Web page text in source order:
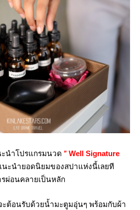
นำโปรแกรมนวด ” Well Signature
นะนำยอดนิยมของสปาแห่งนี้เลยที
รผ่อนคลายเป็นหลัก
ะต้อนรับด้วยน้ำมะตูมอุ่นๆ พร้อมกับผ้า